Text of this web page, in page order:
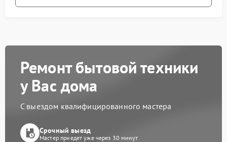
Ремонт бытовой техники
у Вас дома
С выездом квалифицированного мастера
Срочный выезд
Мастер приедет уже через 30 минут